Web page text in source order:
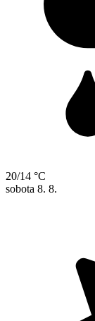
20/14 °C
sobota 8. 8.